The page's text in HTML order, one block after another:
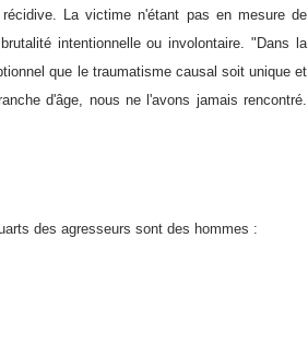
La victime n'étant pas en mesure de
intentionnelle ou involontaire. "Dans la
que le traumatisme causal soit unique et
d'âge, nous ne l'avons jamais rencontré.
des agresseurs sont des hommes :